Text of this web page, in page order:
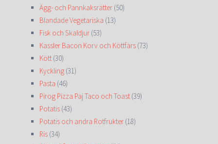
Ägg- och Pannkaksrätter (50)
Blandade Vegetariska (13)
Fisk och Skaldjur (53)
Kassler Bacon Korv och Köttfärs (73)
Kött (30)
Kyckling (31)
Pasta (46)
Pirog Pizza Paj Taco och Toast (39)
Potatis (43)
Potatis och andra Rotfrukter (18)
Ris (34)